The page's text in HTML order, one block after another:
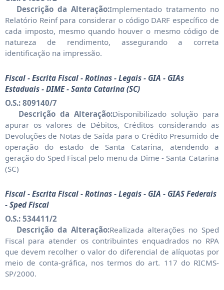
Descrição da Alteração:Implementado tratamento no
Relatório Reinf para considerar o código DARF específico de
cada imposto, mesmo quando houver o mesmo código de
natureza de rendimento, assegurando a correta
identificação na impressão.
Fiscal - Escrita Fiscal - Rotinas - Legais - GIA - GIAs
Estaduais - DIME - Santa Catarina (SC)
O.S.: 809140/7
Descrição da Alteração:Disponibilizado solução para
apurar os valores de Débitos, Créditos considerando as
Devoluções de Notas de Saída para o Crédito Presumido de
operação do estado de Santa Catarina, atendendo a
geração do Sped Fiscal pelo menu da Dime - Santa Catarina
(SC)
Fiscal - Escrita Fiscal - Rotinas - Legais - GIA - GIAS Federais
- Sped Fiscal
O.S.: 534411/2
Descrição da Alteração:Realizada alterações no Sped
Fiscal para atender os contribuintes enquadrados no RPA
que devem recolher o valor do diferencial de alíquotas por
meio de conta-gráfica, nos termos do art. 117 do RICMS-
SP/2000.